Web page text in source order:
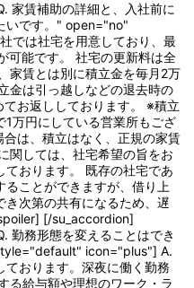
家賃補助の詳細と、入社前に
いです。" open="no"
は社宅を用意しており、最
可能です。 社宅の更新料は全
家賃とは別に積立金を毎月2万
金は引っ越しなどの退去時の
お返ししております。 ※積立
万円にしている営業所もござ
は、積立はなく、正規の家賃
関しては、社宅希望の旨をお
おります。 既存の社宅であ
ことができますが、借り上
次第の共有になるため、遅
[/su_accordion]
勤務形態を変えることはでき
icon="plus"] A.
おります。深夜に働く勤務
る給与額や理想のワーク・ラ